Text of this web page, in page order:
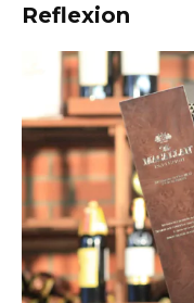
Reflexion